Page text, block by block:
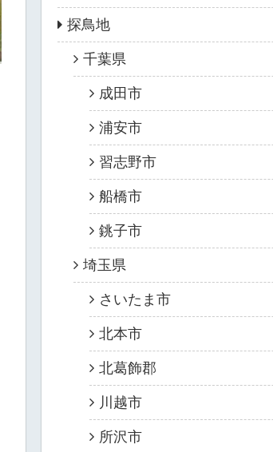
探鳥地
千葉県
成田市
浦安市
習志野市
船橋市
銚子市
埼玉県
さいたま市
北本市
北葛飾郡
川越市
所沢市